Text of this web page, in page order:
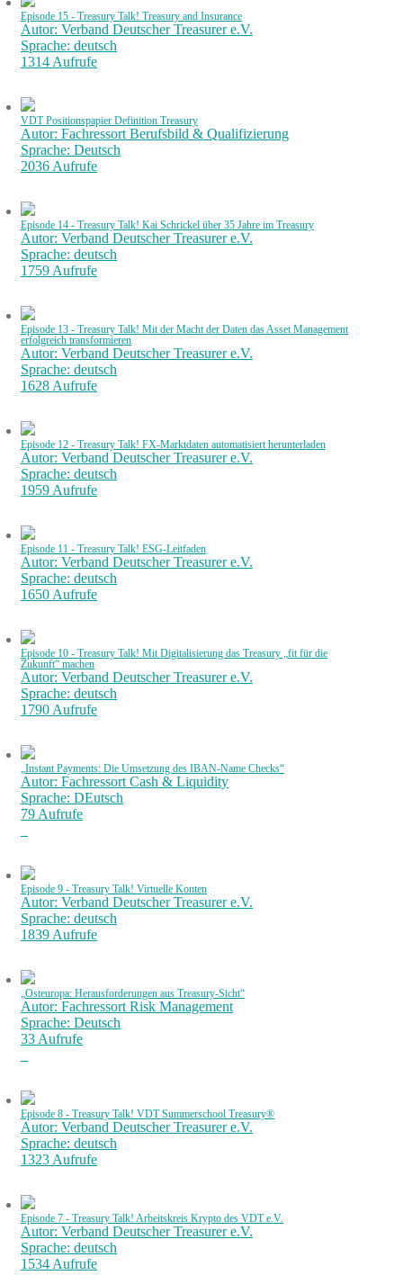
Episode 15 - Treasury Talk! Treasury and Insurance
Autor: Verband Deutscher Treasurer e.V.
Sprache: deutsch
1314 Aufrufe
VDT Positionspapier Definition Treasury
Autor: Fachressort Berufsbild & Qualifizierung
Sprache: Deutsch
2036 Aufrufe
Episode 14 - Treasury Talk! Kai Schrickel über 35 Jahre im Treasury
Autor: Verband Deutscher Treasurer e.V.
Sprache: deutsch
1759 Aufrufe
Episode 13 - Treasury Talk! Mit der Macht der Daten das Asset Management
erfolgreich transformieren
Autor: Verband Deutscher Treasurer e.V.
Sprache: deutsch
1628 Aufrufe
Episode 12 - Treasury Talk! FX-Marktdaten automatisiert herunterladen
Autor: Verband Deutscher Treasurer e.V.
Sprache: deutsch
1959 Aufrufe
Episode 11 - Treasury Talk! ESG-Leitfaden
Autor: Verband Deutscher Treasurer e.V.
Sprache: deutsch
1650 Aufrufe
Episode 10 - Treasury Talk! Mit Digitalisierung das Treasury „fit für die
Zukunft“ machen
Autor: Verband Deutscher Treasurer e.V.
Sprache: deutsch
1790 Aufrufe
„Instant Payments: Die Umsetzung des IBAN-Name Checks“
Autor: Fachressort Cash & Liquidity
Sprache: DEutsch
79 Aufrufe
Episode 9 - Treasury Talk! Virtuelle Konten
Autor: Verband Deutscher Treasurer e.V.
Sprache: deutsch
1839 Aufrufe
„Osteuropa: Herausforderungen aus Treasury-Sicht“
Autor: Fachressort Risk Management
Sprache: Deutsch
33 Aufrufe
Episode 8 - Treasury Talk! VDT Summerschool Treasury®
Autor: Verband Deutscher Treasurer e.V.
Sprache: deutsch
1323 Aufrufe
Episode 7 - Treasury Talk! Arbeitskreis Krypto des VDT e.V.
Autor: Verband Deutscher Treasurer e.V.
Sprache: deutsch
1534 Aufrufe